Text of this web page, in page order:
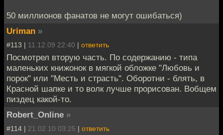
50 миллионов фанатов не могут ошибаться)
Uriman »
#113 | 11.12.09 22:40 | ответить
Посмотрел вторую часть. По содержанию - типа
маленьких книжонок в мягкой обложке "Любовь и
порок" или "Месть и страсть". Оборотни - блять, в
Красной шапке и то волк лучше прорисован. Вобщем
пиздец какой-то.
Robert_Online »
#114 | 21.02.10 03:25 | ответить